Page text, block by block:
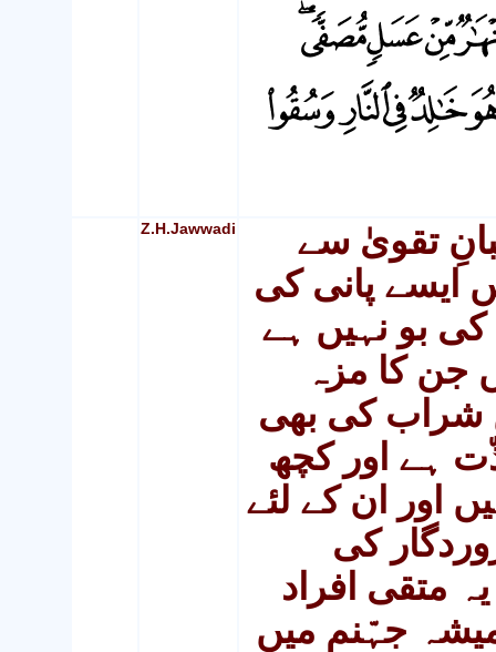
Z.H.Jawwadi
تقویٰ سے
ایسے پانی کی
بو نہیں ہے
جن کا مزہ
شراب کی بھی
ہے اور کچھ
ان کے لئے
کی
متقی افراد
جہّنم میں